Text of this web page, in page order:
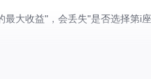
最大收益"，会丢失"是否选择第i